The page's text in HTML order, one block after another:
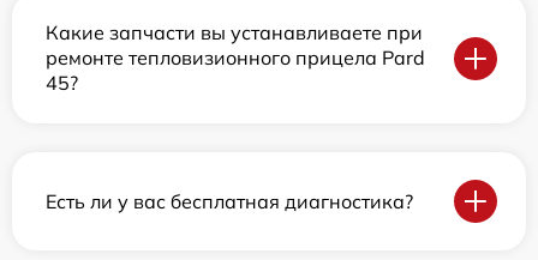
Какие запчасти вы устанавливаете при
ремонте тепловизионного прицела Pard
45?
Есть ли у вас бесплатная диагностика?